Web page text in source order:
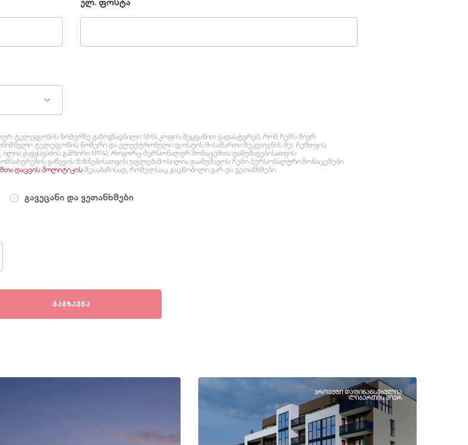
ელ. ფოსტა
ტელეფონის ნომერზე გამოგზავნილი SMS კოდის შეყვანით ვადასტურებ, რომ ჩემს მიერ
ტელეფონის ნომერი და ელექტრონული ფოსტის მისამართი მეკუთვნის მე; ჩემთვის
ჭავჭავაძის გამზირი №74), როგორც პერსონალურ მონაცემთა დამუშავებისათვის
გაწევის მიზნებისათვის უფლებამოსილია დაამუშავოს ჩემი პერსონალური მონაცემები
დაცვის პოლიტიკის შესაბამისად, რომელსაც გაცნობილი ვარ და ვეთანხმები.
გავეცანი და ვეთანხმები
გაგზავნა